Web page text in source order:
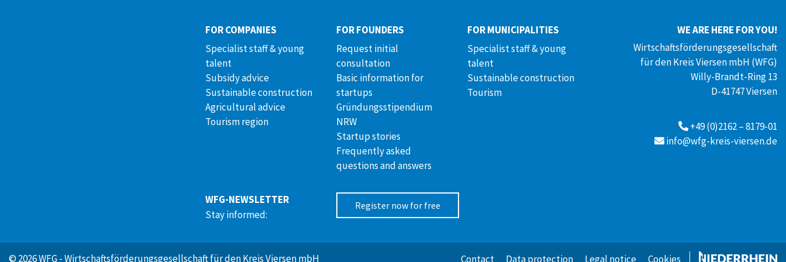
FOR COMPANIES
Specialist staff & young
talent
Subsidy advice
Sustainable construction
Agricultural advice
Tourism region
FOR FOUNDERS
Request initial
consultation
Basic information for
startups
Gründungsstipendium
NRW
Startup stories
Frequently asked
questions and answers
FOR MUNICIPALITIES
Specialist staff & young
talent
Sustainable construction
Tourism
WFG-NEWSLETTER
Stay informed:
Register now for free
WE ARE HERE FOR YOU!
Wirtschaftsförderungsgesellschaft
für den Kreis Viersen mbH (WFG)
Willy-Brandt-Ring 13
D-41747 Viersen
+49 (0)2162 – 8179-01
info@wfg-kreis-viersen.de
© 2026 WFG - Wirtschaftsförderungsgesellschaft für den Kreis Viersen mbH Contact Data protection Legal notice Cookies